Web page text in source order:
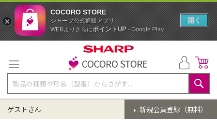
テ
ン
ツ
に
キ
検
索
新規会員登録（無料）
ゲストさん
COCORO STORE
シャープ公式通販アプリ
WEBよりさらにポイントUP- Google Play
開く